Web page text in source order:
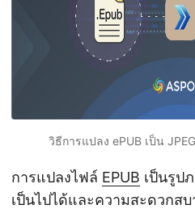
วิธีการแปลง ePUB เป็น
การแปลงไฟล์ EPUB เป็นรูป
เป็นไปได้และความสะดวกส